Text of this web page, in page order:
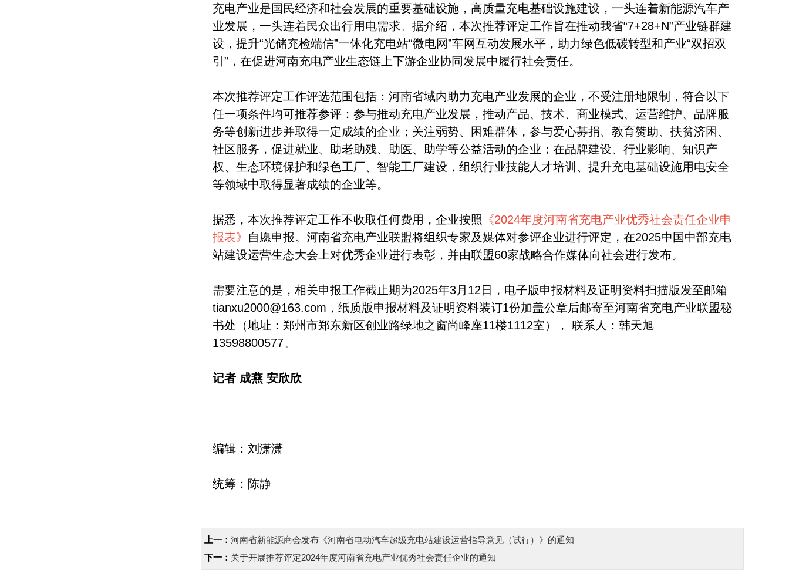
充电产业是国民经济和社会发展的重要基础设施，高质量充电基础设施建设，一头连着新能源汽车产
业发展，一头连着民众出行用电需求。据介绍，本次推荐评定工作旨在推动我省“7+28+N”产业链群建
设，提升“光储充检端信”一体化充电站“微电网”车网互动发展水平，助力绿色低碳转型和产业“双招双
引”，在促进河南充电产业生态链上下游企业协同发展中履行社会责任。
本次推荐评定工作评选范围包括：河南省域内助力充电产业发展的企业，不受注册地限制，符合以下
任一项条件均可推荐参评：参与推动充电产业发展，推动产品、技术、商业模式、运营维护、品牌服
务等创新进步并取得一定成绩的企业；关注弱势、困难群体，参与爱心募捐、教育赞助、扶贫济困、
社区服务，促进就业、助老助残、助医、助学等公益活动的企业；在品牌建设、行业影响、知识产
权、生态环境保护和绿色工厂、智能工厂建设，组织行业技能人才培训、提升充电基础设施用电安全
等领域中取得显著成绩的企业等。
据悉，本次推荐评定工作不收取任何费用，企业按照 《2024年度河南省充电产业优秀社会责任企业申
报表》 自愿申报。河南省充电产业联盟将组织专家及媒体对参评企业进行评定，在2025中国中部充电
站建设运营生态大会上对优秀企业进行表彰，并由联盟60家战略合作媒体向社会进行发布。
需要注意的是，相关申报工作截止期为2025年3月12日，电子版申报材料及证明资料扫描版发至邮箱
tianxu2000@163.com，纸质版申报材料及证明资料装订1份加盖公章后邮寄至河南省充电产业联盟秘
书处（地址：郑州市郑东新区创业路绿地之窗尚峰座11楼1112室）， 联系人：韩天旭
13598800577。
记者 成燕 安欣欣
编辑：刘潇潇
统筹：陈静
上一： 河南省新能源商会发布《河南省电动汽车超级充电站建设运营指导意见（试行）》的通知
下一： 关于开展推荐评定2024年度河南省充电产业优秀社会责任企业的通知